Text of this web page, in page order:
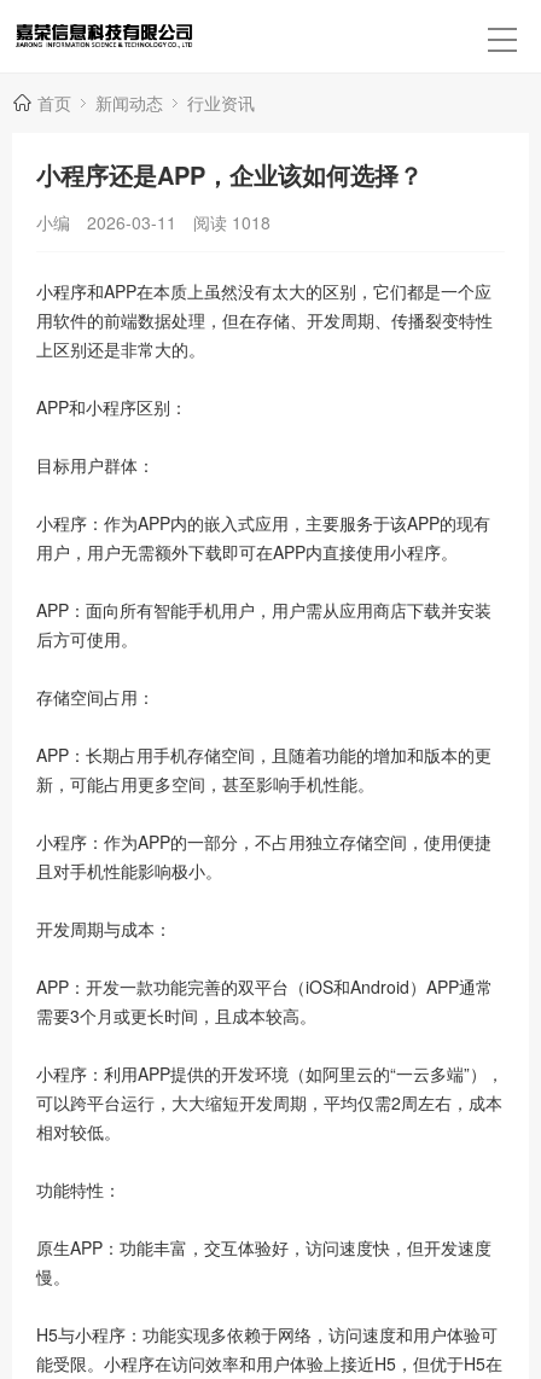
首页 新闻动态 行业资讯
小程序还是APP，企业该如何选择？
小编 2026-03-11 阅读 1018
小程序和APP在本质上虽然没有太大的区别，它们都是一个应
用软件的前端数据处理，但在存储、开发周期、传播裂变特性
上区别还是非常大的。
APP和小程序区别：
目标用户群体：
小程序：作为APP内的嵌入式应用，主要服务于该APP的现有
用户，用户无需额外下载即可在APP内直接使用小程序。
APP：面向所有智能手机用户，用户需从应用商店下载并安装
后方可使用。
存储空间占用：
APP：长期占用手机存储空间，且随着功能的增加和版本的更
新，可能占用更多空间，甚至影响手机性能。
小程序：作为APP的一部分，不占用独立存储空间，使用便捷
且对手机性能影响极小。
开发周期与成本：
APP：开发一款功能完善的双平台（iOS和Android）APP通常
需要3个月或更长时间，且成本较高。
小程序：利用APP提供的开发环境（如阿里云的“一云多端”），
可以跨平台运行，大大缩短开发周期，平均仅需2周左右，成本
相对较低。
功能特性：
原生APP：功能丰富，交互体验好，访问速度快，但开发速度
慢。
H5与小程序：功能实现多依赖于网络，访问速度和用户体验可
能受限。小程序在访问效率和用户体验上接近H5，但优于H5在